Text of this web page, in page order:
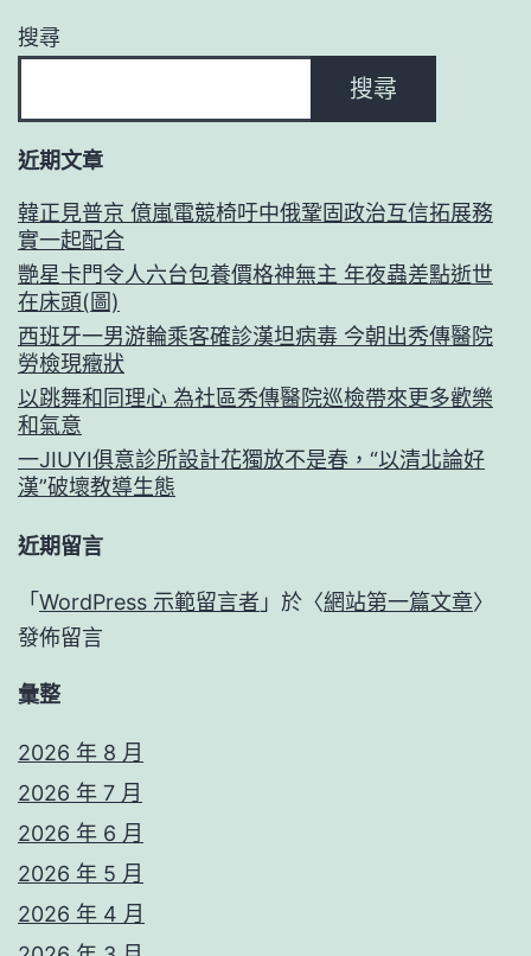
搜尋
搜尋
近期文章
韓正見普京 億嵐電競椅吁中俄鞏固政治互信拓展務
實一起配合
艷星卡門令人六台包養價格神無主 年夜蟲差點逝世
在床頭(圖)
西班牙一男游輪乘客確診漢坦病毒 今朝出秀傳醫院
勞檢現癥狀
以跳舞和同理心 為社區秀傳醫院巡檢帶來更多歡樂
和氣意
一JIUYI俱意診所設計花獨放不是春，“以清北論好
漢”破壞教導生態
近期留言
「 WordPress 示範留言者 」於〈網站第一篇文章〉
發佈留言
彙整
2026 年 8 月
2026 年 7 月
2026 年 6 月
2026 年 5 月
2026 年 4 月